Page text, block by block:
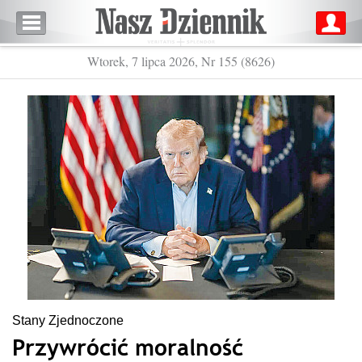
Wtorek, 7 lipca 2026, Nr 155 (8626)
Stany Zjednoczone
Przywrócić moralność